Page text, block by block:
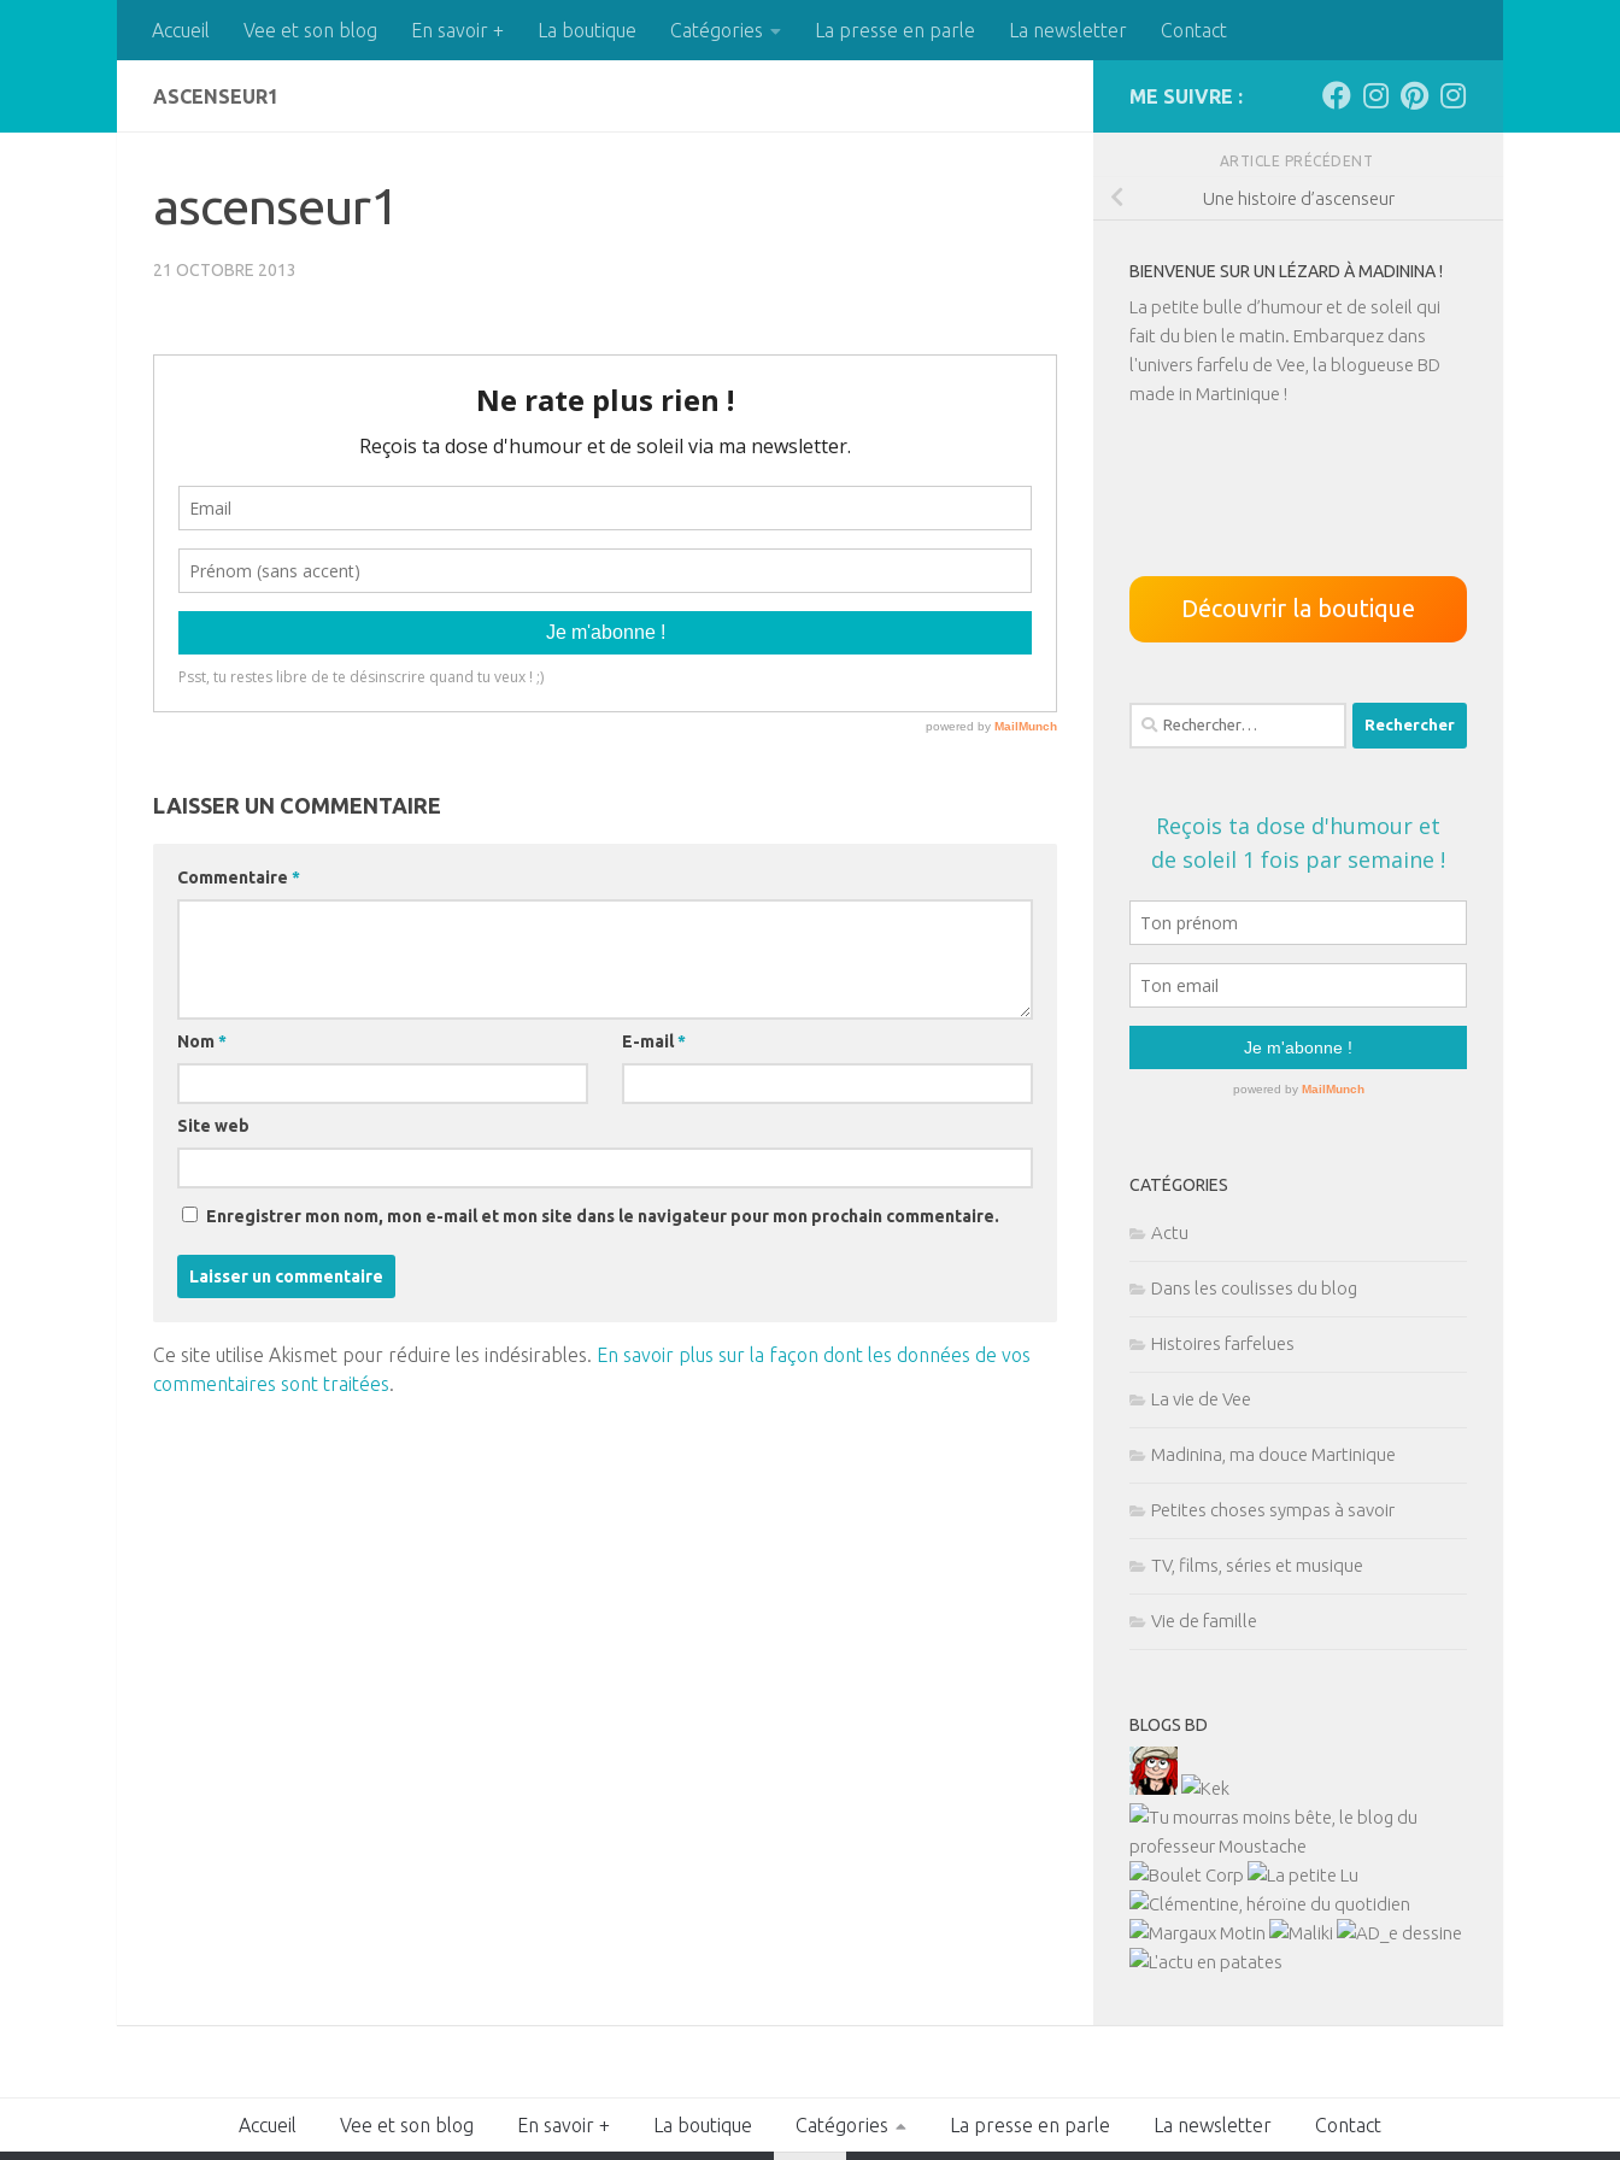
Skip to contentAccueil Vee et son blog En savoir + La boutique Catégories La presse en parle La newsletter Contact
ASCENSEUR1
ascenseur1
21 OCTOBRE 2013
LAISSER UN COMMENTAIRE
Commentaire *
Nom * E-mail*
Site web
Enregistrer mon nom, mon e-mail et mon site dans le navigateur pour mon prochain commentaire.
Ce site utilise Akismet pour réduire les indésirables. En savoir plus sur la façon dont les données de vos
commentaires sont traitées.
ME SUIVRE :
ARTICLE PRÉCÉDENT
Une histoire d’ascenseur
BIENVENUE SUR UN LÉZARD À MADININA !
La petite bulle d’humour et de soleil qui
fait du bien le matin. Embarquez dans
l'univers farfelu de Vee, la blogueuse BD
made in Martinique !
Découvrir la boutique
Rechercher :
CATÉGORIES
Actu
Dans les coulisses du blog
Histoires farfelues
La vie de Vee
Madinina, ma douce Martinique
Petites choses sympas à savoir
TV, films, séries et musique
Vie de famille
BLOGS BD
Accueil Vee et son blog En savoir + La boutique Catégories La presse en parle La newsletter Contact